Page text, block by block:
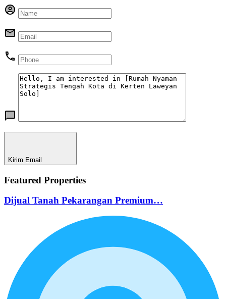
Kirim Email
Featured Properties
Dijual Tanah Pekarangan Premium…